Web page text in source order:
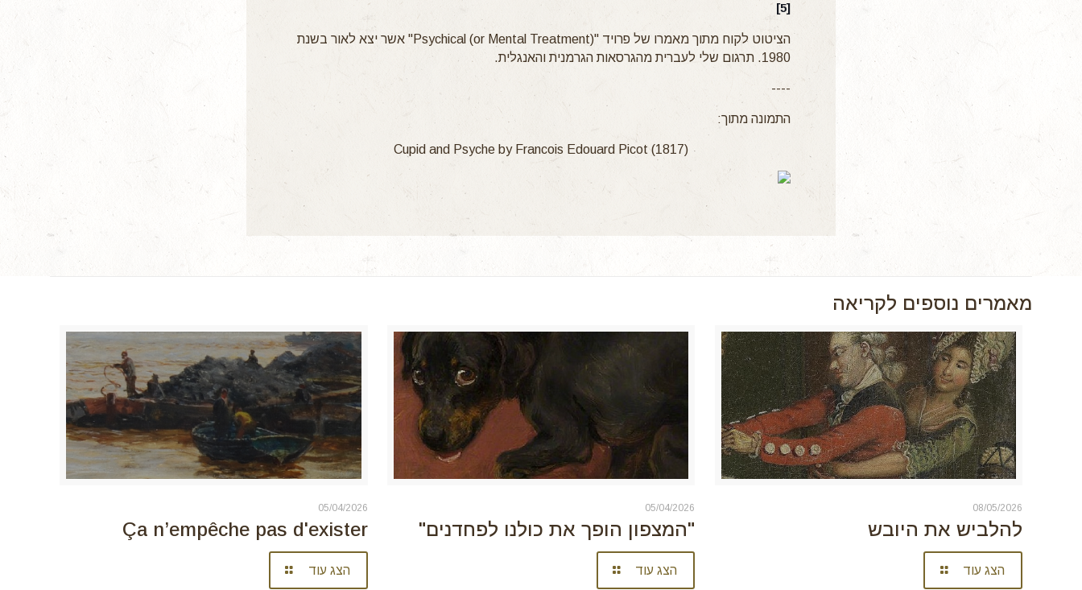
[5]
הציטוט לקוח מתוך מאמרו של פרויד "Psychical (or Mental Treatment)" אשר יצא לאור בשנת
1980. תרגום שלי לעברית מהגרסאות הגרמנית והאנגלית.
----
התמונה מתוך:
Cupid and Psyche by Francois Edouard Picot (1817)
מאמרים נוספים לקריאה
08/05/2026
להלביש את היובש
הצג עוד
05/04/2026
"המצפון הופך את כולנו לפחדנים"
הצג עוד
05/04/2026
Ça n’empêche pas d'exister
הצג עוד